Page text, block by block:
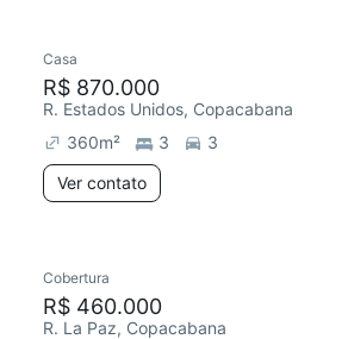
Casa
R$ 870.000
R. Estados Unidos, Copacabana
360m² 3
3
Ver contato
Chegou este mês
Cobertura
R$ 460.000
R. La Paz, Copacabana